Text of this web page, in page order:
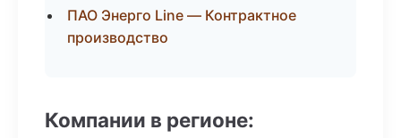
ПАО Энерго Line — Контрактное
производство
Компании в регионе: